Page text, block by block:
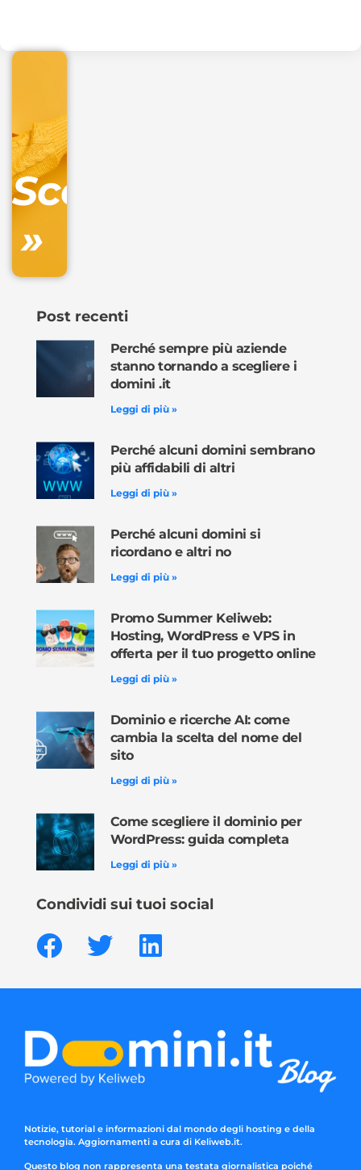
Scopri
»
Post recenti
Perché sempre più aziende
stanno tornando a scegliere i
domini .it
Leggi di più »
Perché alcuni domini sembrano
più affidabili di altri
Leggi di più »
Perché alcuni domini si
ricordano e altri no
Leggi di più »
Promo Summer Keliweb:
Hosting, WordPress e VPS in
offerta per il tuo progetto online
Leggi di più »
Dominio e ricerche AI: come
cambia la scelta del nome del
sito
Leggi di più »
Come scegliere il dominio per
WordPress: guida completa
Leggi di più »
Condividi sui tuoi social
Notizie, tutorial e informazioni dal mondo degli hosting e della
tecnologia. Aggiornamenti a cura di Keliweb.it.
Questo blog non rappresenta una testata giornalistica poiché